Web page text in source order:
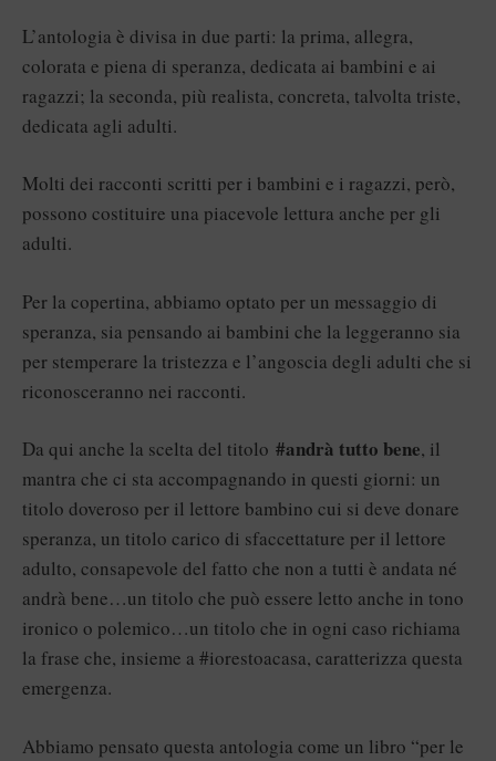
L’antologia è divisa in due parti: la prima, allegra,
colorata e piena di speranza, dedicata ai bambini e ai
ragazzi; la seconda, più realista, concreta, talvolta triste,
dedicata agli adulti.
Molti dei racconti scritti per i bambini e i ragazzi, però,
possono costituire una piacevole lettura anche per gli
adulti.
Per la copertina, abbiamo optato per un messaggio di
speranza, sia pensando ai bambini che la leggeranno sia
per stemperare la tristezza e l’angoscia degli adulti che si
riconosceranno nei racconti.
Da qui anche la scelta del titolo #andrà tutto bene, il
mantra che ci sta accompagnando in questi giorni: un
titolo doveroso per il lettore bambino cui si deve donare
speranza, un titolo carico di sfaccettature per il lettore
adulto, consapevole del fatto che non a tutti è andata né
andrà bene…un titolo che può essere letto anche in tono
ironico o polemico…un titolo che in ogni caso richiama
la frase che, insieme a #iorestoacasa, caratterizza questa
emergenza.
Abbiamo pensato questa antologia come un libro “per le